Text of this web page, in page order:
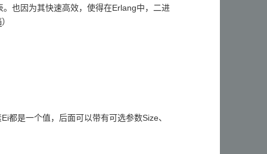
也因为其快速高效，使得在Erlang中，二进
）
都是一个值，后面可以带有可选参数Size、